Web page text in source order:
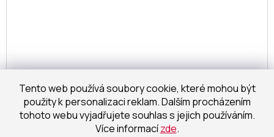
Tento web používá soubory cookie, které mohou být
použity k personalizaci reklam. Dalším procházením
tohoto webu vyjadřujete souhlas s jejich používáním.
Více informacízde.